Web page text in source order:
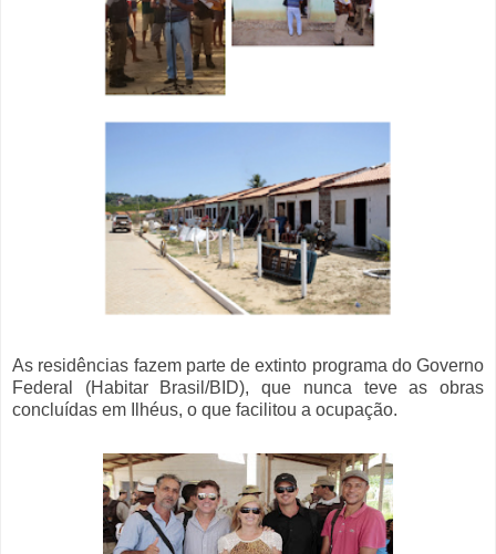
As residências fazem parte de extinto programa do Governo
Federal (Habitar Brasil/BID), que nunca teve as obras
concluídas em Ilhéus, o que facilitou a ocupação.